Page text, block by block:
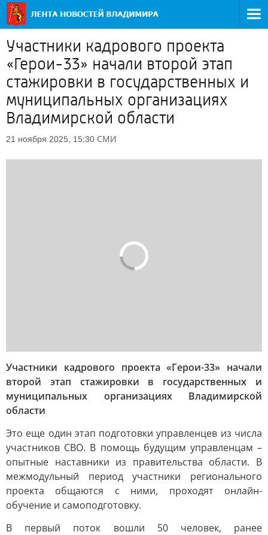
Участники кадрового проекта
«Герои-33» начали второй этап
стажировки в государственных и
муниципальных организациях
Владимирской области
21 ноября 2025, 15:30 СМИ
Участники кадрового проекта «Герои-33» начали
второй этап стажировки в государственных и
муниципальных организациях Владимирской
области
Это еще один этап подготовки управленцев из числа
участников СВО. В помощь будущим управленцам –
опытные наставники из правительства области. В
межмодульный период участники регионального
проекта общаются с ними, проходят онлайн-
обучение и самоподготовку.
В первый поток вошли 50 человек, ранее